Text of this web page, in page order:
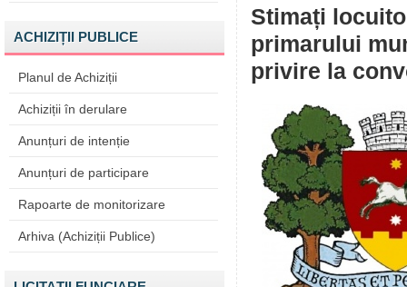
ACHIZIȚII PUBLICE
Planul de Achiziții
Achiziții în derulare
Anunțuri de intenție
Anunțuri de participare
Rapoarte de monitorizare
Arhiva (Achiziții Publice)
Stimați
primarului
privire la